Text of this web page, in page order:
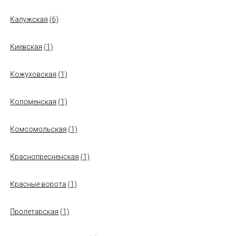
Калужская (6)
Киевская (1)
Кожуховская (1)
Коломенская (1)
Комсомольская (1)
Краснопресненская (1)
Красные ворота (1)
Пролетарская (1)